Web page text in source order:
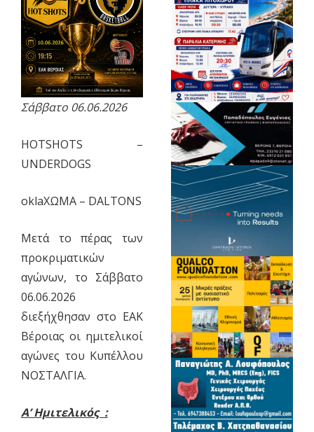
Σάββατο 06.06.2026
ΗOTSHOTS –
UNDERDOGS
οklaΧΩΜΑ – DALTONS
Mετά το πέρας των
προκριματικών
αγώνων, το Σάββατο
06.06.2026
διεξήχθησαν στο ΕΑΚ
Βέροιας οι ημιτελικοί
αγώνες του Κυπέλλου
ΝΟΣΤΑΛΓΙΑ.
Α’ Ημιτελικός :